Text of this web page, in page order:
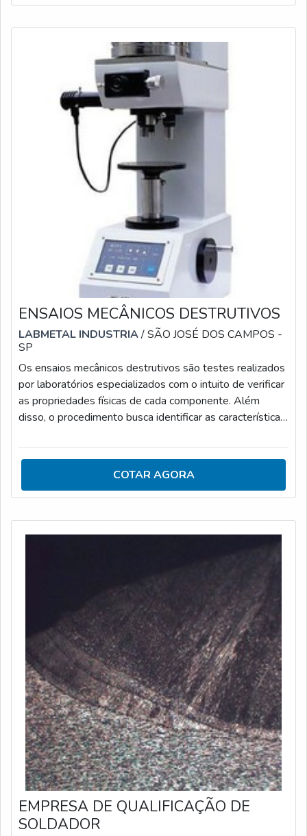
ensaios ocorre a identificação da capacidade de dureza
ENSAIOS MECÂNICOS DESTRUTIVOS
LABMETAL INDUSTRIA/ SÃO JOSÉ DOS CAMPOS -
SP
Os ensaios mecânicos destrutivos são testes realizados
por laboratórios especializados com o intuito de verificar
as propriedades físicas de cada componente. Além
disso, o procedimento busca identificar as características
como forma de estratificar e caracterizar os materiais
DE ENSAIO MECÂNICO DESTRUTIVOOs ensaios
destrutivos também permitem verificar a ocorrência de
COTAR AGORA
EMPRESA DE QUALIFICAÇÃO DE
SOLDADOR